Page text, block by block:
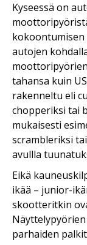
Kyseessä on
autojen
tahansa kuin
rakenneltu eli
chopperiksi tai
mukaisesti
scrambleriksi
avullla
Eikä
ikää – junior-
skootteritkin
parhaiden